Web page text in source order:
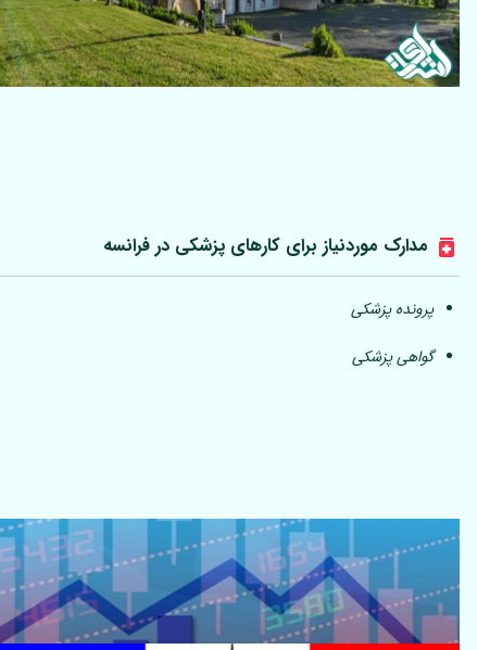
مدارک موردنیاز برای کارهای پزشکی در فرانسه
پرونده پزشکی
گواهی پزشکی